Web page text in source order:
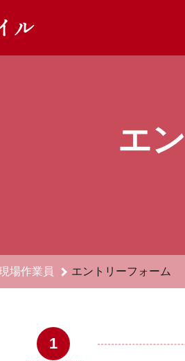
エ
場作業員 エントリーフォーム
1